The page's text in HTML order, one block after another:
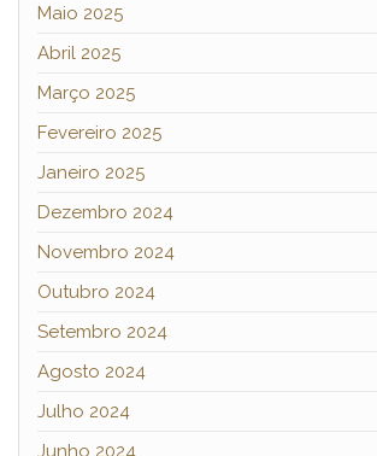
Maio 2025
Abril 2025
Março 2025
Fevereiro 2025
Janeiro 2025
Dezembro 2024
Novembro 2024
Outubro 2024
Setembro 2024
Agosto 2024
Julho 2024
Junho 2024